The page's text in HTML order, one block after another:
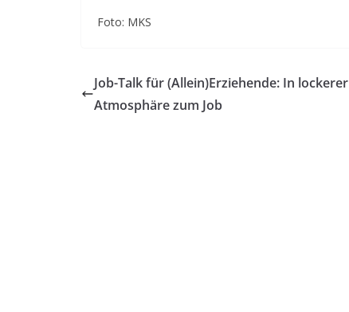
Foto: MKS
Job-Talk für (Allein)Erziehende: In lockerer
Atmosphäre zum Job